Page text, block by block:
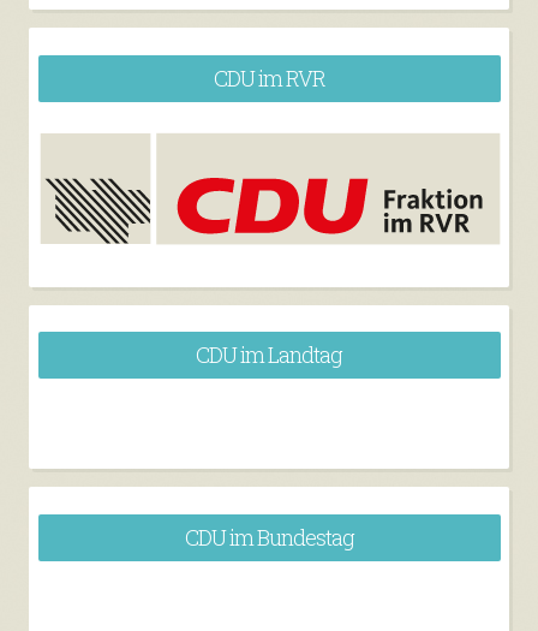
CDU im RVR
CDU im Landtag
CDU im Bundestag